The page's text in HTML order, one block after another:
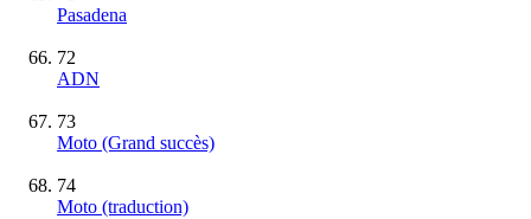
Pasadena
72
ADN
73
Moto (Grand succès)
74
Moto (traduction)